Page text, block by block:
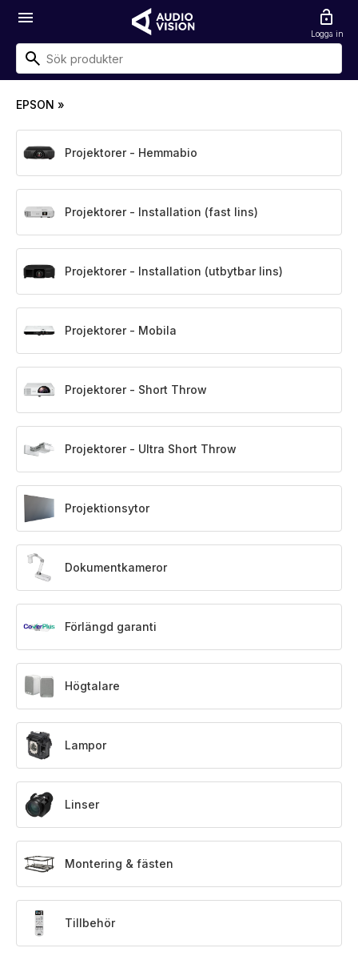
menu lock_open
Logga in
EPSON »
Projektorer - Hemmabio
Projektorer - Installation (fast lins)
Projektorer - Installation (utbytbar lins)
Projektorer - Mobila
Projektorer - Short Throw
Projektorer - Ultra Short Throw
Projektionsytor
Dokumentkameror
Förlängd garanti
Högtalare
Lampor
Linser
Montering & fästen
Tillbehör